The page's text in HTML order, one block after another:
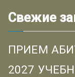
Свежие
ПРИЕМ
2027